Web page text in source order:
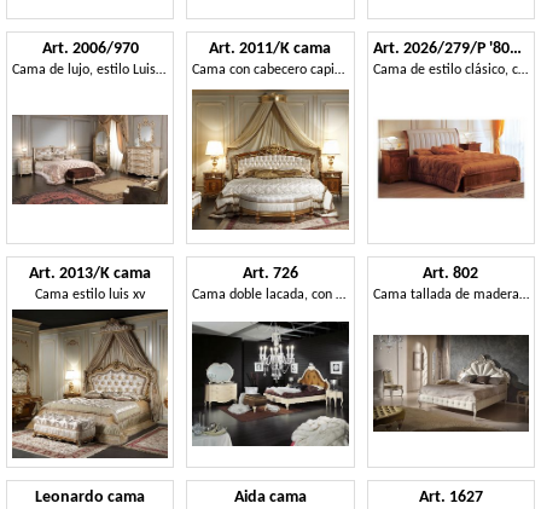
Art. 2006/970
Cama de lujo, estilo Luis XVI, con decoraciones hechas a mano
Art. 2011/K cama
Cama con cabecero capitonnè
Art. 2026/279/P '800 Francese Luigi Filippo
Cama de estilo clásico, cabecera acolchada, de hotel de lujo
Art. 2013/K cama
Cama estilo luis xv
Art. 726
Cama doble lacada, con cabecera
Art. 802
Cama tallada de madera con el marco de la cama tapizado
Leonardo cama Aida cama Art. 1627